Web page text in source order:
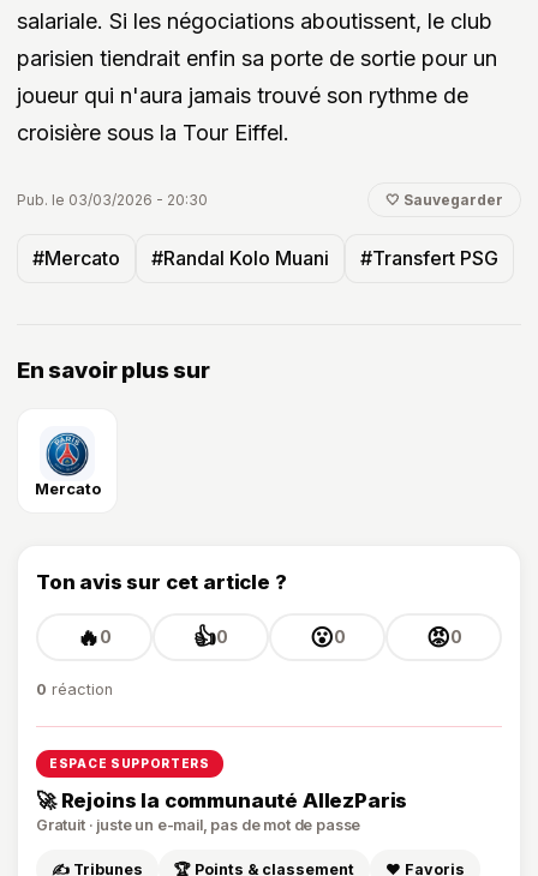
salariale. Si les négociations aboutissent, le club
parisien tiendrait enfin sa porte de sortie pour un
joueur qui n'aura jamais trouvé son rythme de
croisière sous la Tour Eiffel.
Pub. le 03/03/2026 - 20:30 🤍 Sauvegarder
#Mercato #Randal Kolo Muani #Transfert PSG
En savoir plus sur
Mercato
Ton avis sur cet article ?
🔥0 👍0 😮0 😡0
0 réaction
ESPACE SUPPORTERS
🚀 Rejoins la communauté AllezParis
Gratuit · juste un e-mail, pas de mot de passe
✍️ Tribunes 🏆 Points & classement ❤️ Favoris